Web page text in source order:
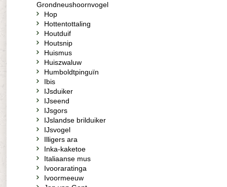
Grondneushoornvogel
Hop
Hottentottaling
Houtduif
Houtsnip
Huismus
Huiszwaluw
Humboldtpinguïn
Ibis
IJsduiker
IJseend
IJsgors
IJslandse brilduiker
IJsvogel
Illigers ara
Inka-kaketoe
Italiaanse mus
Ivooraratinga
Ivoormeeuw